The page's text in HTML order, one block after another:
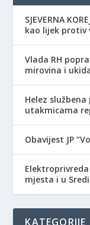
SJEVERNA
kao lijek protiv
Vlada RH
mirovina i
Helez
utakmicama
Obavijest JP
mjesta i u
KATEGORIJE